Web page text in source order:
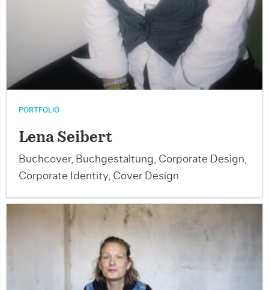
PORTFOLIO
Lena Seibert
Buchcover, Buchgestaltung, Corporate Design,
Corporate Identity, Cover Design